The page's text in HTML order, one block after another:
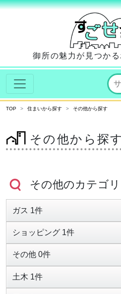
御所の魅力が見つか
TOP 住まいから探す その他から探す
その他から探す
その他のカテゴリ
ガス 1件
ショッピング 1件
その他 0件
土木 1件